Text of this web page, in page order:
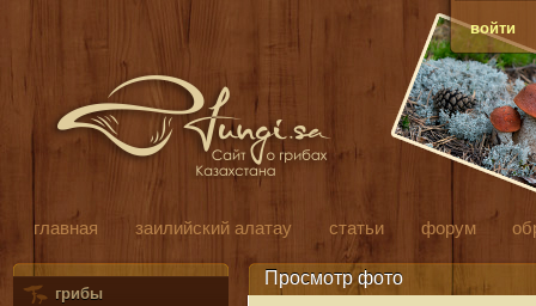
войти
главная заилийский алатау статьи форум
грибы
Просмотр фото